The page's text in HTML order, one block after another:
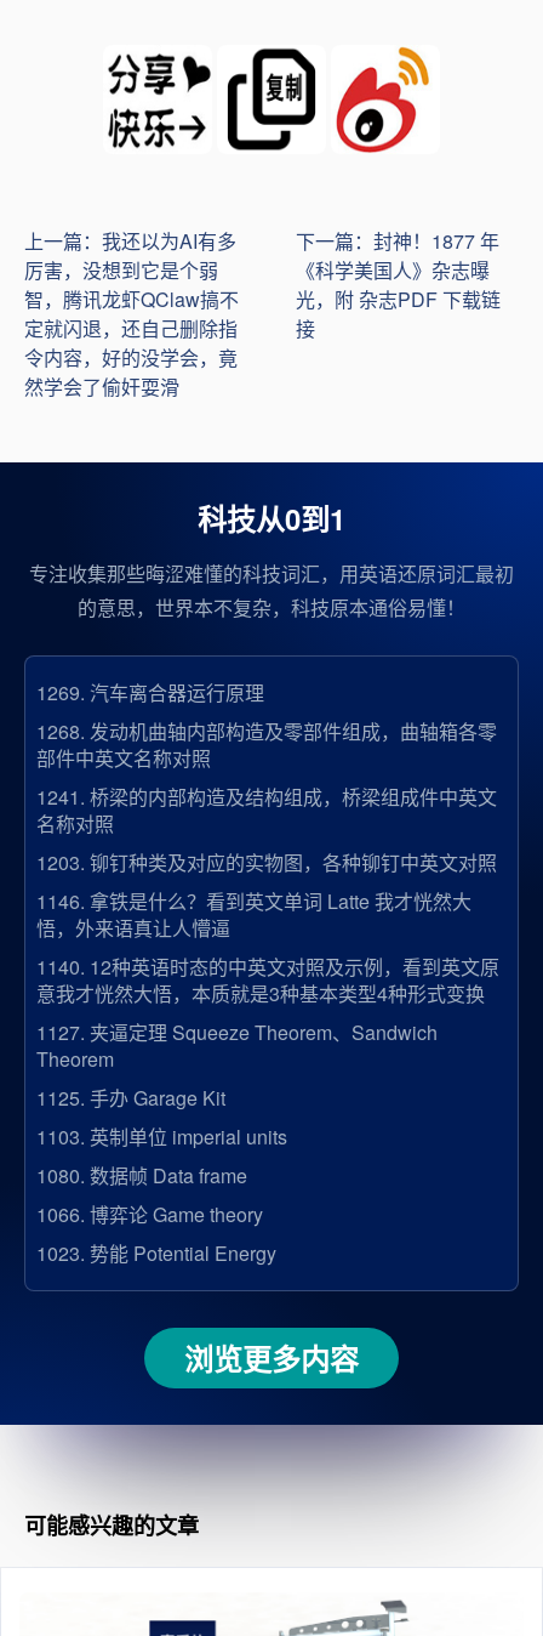
上一篇：我还以为AI有多
厉害，没想到它是个弱
智，腾讯龙虾QClaw搞不
定就闪退，还自己删除指
令内容，好的没学会，竟
然学会了偷奸耍滑
下一篇：封神！1877 年
《科学美国人》杂志曝
光，附 杂志PDF 下载链
接
科技从0到1
专注收集那些晦涩难懂的科技词汇，用英语还原词汇最初
的意思，世界本不复杂，科技原本通俗易懂！
1269. 汽车离合器运行原理
1268. 发动机曲轴内部构造及零部件组成，曲轴箱各零
部件中英文名称对照
1241. 桥梁的内部构造及结构组成，桥梁组成件中英文
名称对照
1203. 铆钉种类及对应的实物图，各种铆钉中英文对照
1146. 拿铁是什么？看到英文单词 Latte 我才恍然大
悟，外来语真让人懵逼
1140. 12种英语时态的中英文对照及示例，看到英文原
意我才恍然大悟，本质就是3种基本类型4种形式变换
1127. 夹逼定理 Squeeze Theorem、Sandwich
Theorem
1125. 手办 Garage Kit
1103. 英制单位 imperial units
1080. 数据帧 Data frame
1066. 博弈论 Game theory
1023. 势能 Potential Energy
浏览更多内容
可能感兴趣的文章